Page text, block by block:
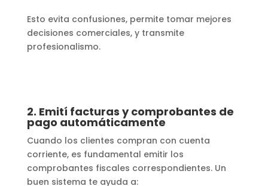
Esto evita confusiones, permite tomar mejores
decisiones comerciales, y transmite
profesionalismo.
2. Emití facturas y comprobantes de
pago automáticamente
Cuando los clientes compran con cuenta
corriente, es fundamental emitir los
comprobantes fiscales correspondientes. Un
buen sistema te ayuda a: